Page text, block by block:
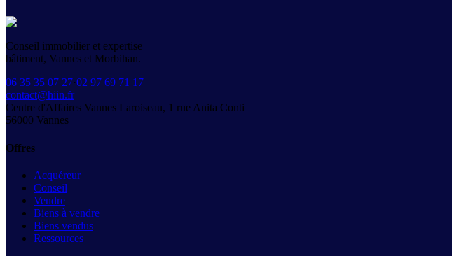
Conseil immobilier et expertise
bâtiment, Vannes et Morbihan.
06 35 35 07 27·02 97 69 71 17
contact@hiin.fr
Centre d'Affaires Vannes Laroiseau, 1 rue Anita Conti
56000 Vannes
Offres
Acquéreur
Conseil
Vendre
Biens à vendre
Biens vendus
Ressources